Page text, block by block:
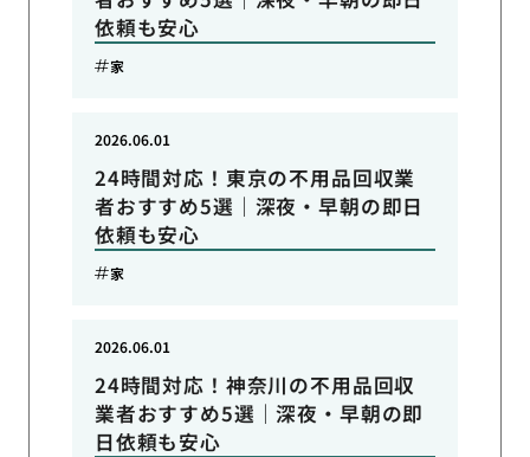
依頼も安心
家
24時間対応！東京の不用品回収業
者おすすめ5選｜深夜・早朝の即日
依頼も安心
2026.06.01
家
24時間対応！神奈川の不用品回収
業者おすすめ5選｜深夜・早朝の即
日依頼も安心
2026.06.01